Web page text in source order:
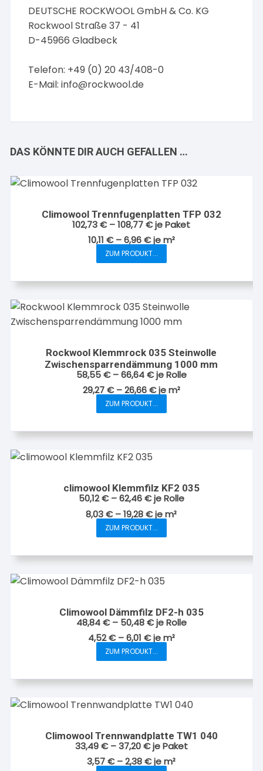
DEUTSCHE ROCKWOOL GmbH & Co. KG
Rockwool Straße 37 - 41
D-45966 Gladbeck
Telefon: +49 (0) 20 43/408-0
E-Mail:info@rockwool.de
DAS KÖNNTE DIR AUCH GEFALLEN …
Climowool Trennfugenplatten TFP 032
102,73€–108,77€je Paket
10,11 €–6,96€jem²
ZUM PRODUKT...
Dieses
weist
mehrere
Varianten
auf.
Optionen
können
auf
der
Produktseite
gewählt
Rockwool Klemmrock 035 Steinwolle
Zwischensparrendämmung 1000 mm
58,55€–66,64€je Rolle
29,27€–26,66€jem²
ZUM PRODUKT...
Dieses
weist
mehrere
Die
Optionen
können
auf
gewählt
climowool Klemmfilz KF2 035
50,12€–62,46€je Rolle
8,03€–19,28€jem²
ZUM PRODUKT...
Dieses
weist
mehrere
Die
Optionen
können
auf
gewählt
Climowool Dämmfilz DF2-h 035
48,84€– 50,48€je Rolle
4,52€–6,01 €jem²
ZUM PRODUKT...
Dieses
weist
mehrere
Die
Optionen
Climowool Trennwandplatte TW1 040
33,49€–37,20€je Paket
3,57€–2,38€jem²